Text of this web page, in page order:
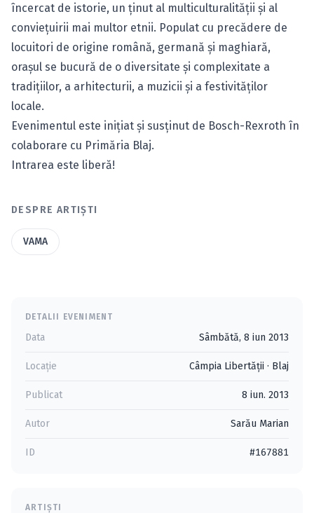
încercat de istorie, un ţinut al multiculturalităţii şi al
convieţuirii mai multor etnii. Populat cu precădere de
locuitori de origine română, germană şi maghiară,
oraşul se bucură de o diversitate şi complexitate a
tradiţiilor, a arhitecturii, a muzicii şi a festivităţilor
locale.
Evenimentul este iniţiat şi susţinut de Bosch-Rexroth în
colaborare cu Primăria Blaj.
Intrarea este liberă!
DESPRE ARTIȘTI
VAMA
DETALII EVENIMENT
Data Sâmbătă, 8 iun 2013
Locație Câmpia Libertăţii · Blaj
Publicat 8 iun. 2013
Autor Sarău Marian
ID #167881
ARTIȘTI